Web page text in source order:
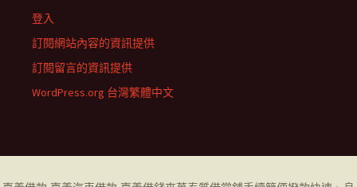
登入
訂閱網站內容的資訊提供
訂閱留言的資訊提供
WordPress.org 台灣繁體中文